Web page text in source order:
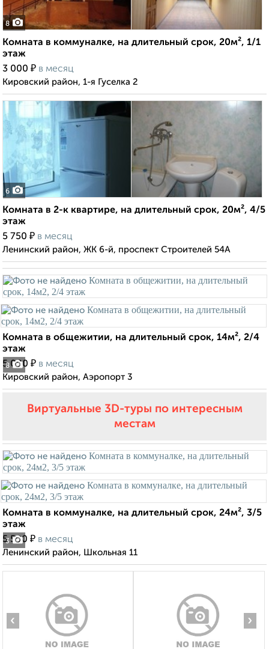
8
Комната в коммуналке, на длительный срок, 20м², 1/1
этаж
3 000 ₽ в месяц
Кировский район, 1-я Гуселка 2
6
Комната в 2-к квартире, на длительный срок, 20м², 4/5
этаж
5 750 ₽ в месяц
Ленинский район, ЖК 6-й, проспект Строителей 54А
8
Комната в общежитии, на длительный срок, 14м², 2/4
этаж
5 000 ₽ в месяц
Кировский район, Аэропорт 3
Виртуальные 3D-туры по интересным
местам
3
Комната в коммуналке, на длительный срок, 24м², 3/5
этаж
5 500 ₽ в месяц
Ленинский район, Школьная 11
‹ ›